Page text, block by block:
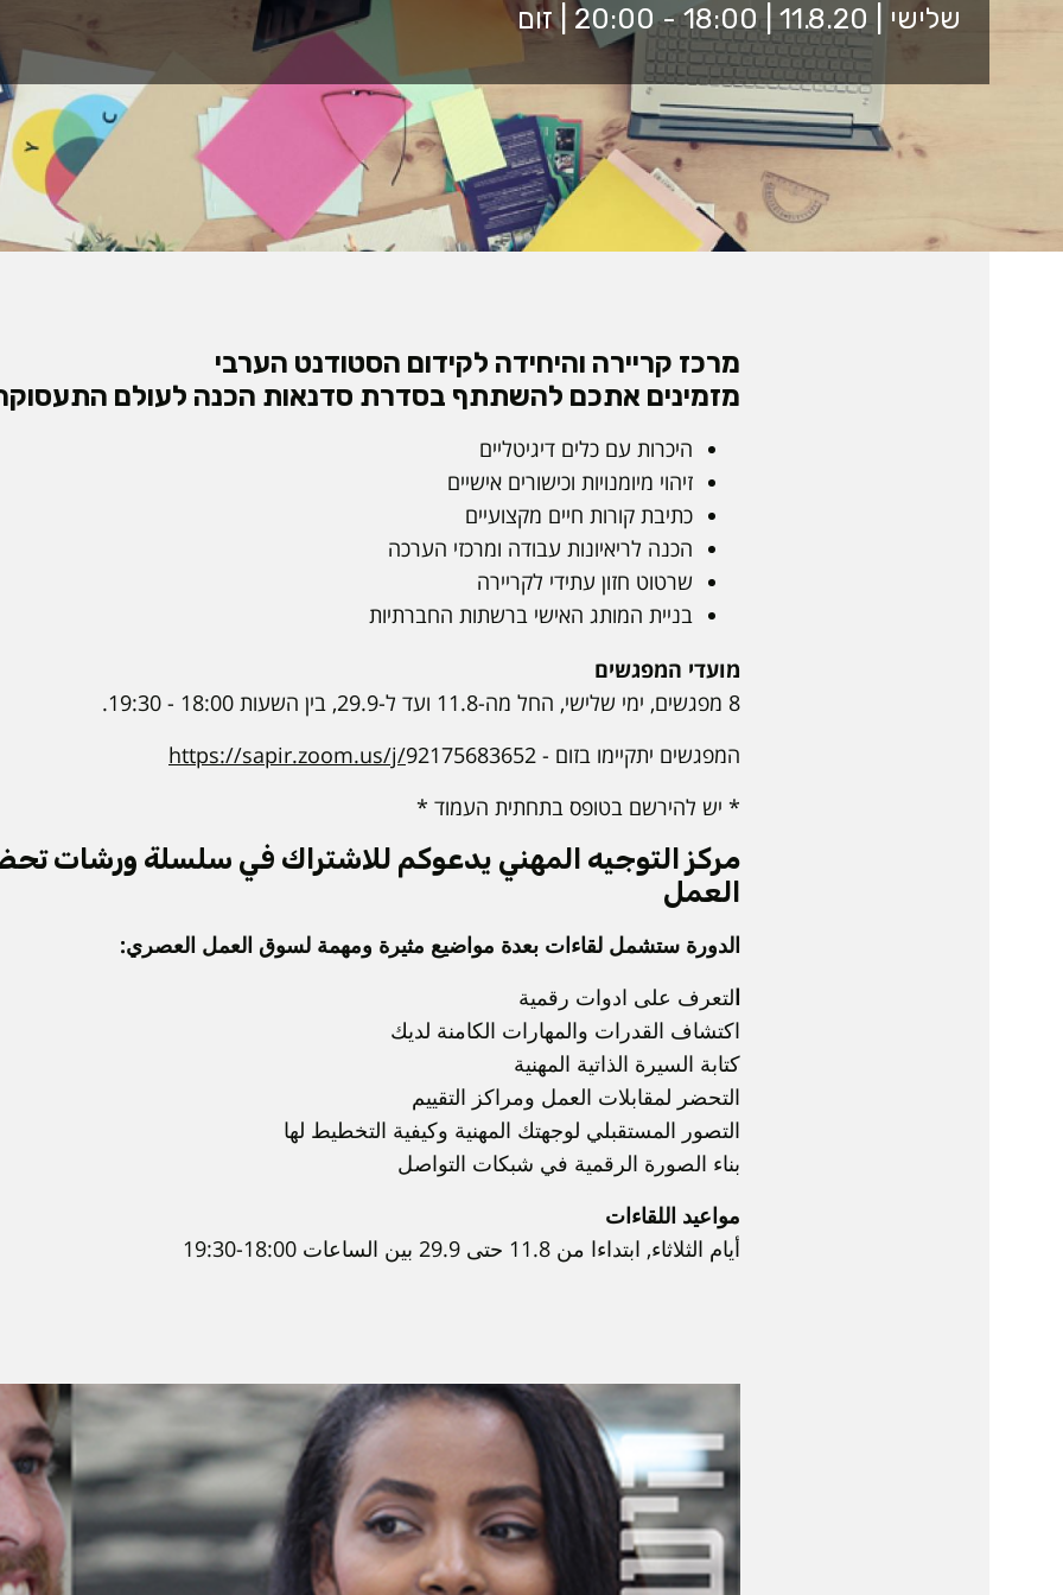
שלישי | 11.8.20 | 18:00 - 20:00 | זום
מרכז קריירה והיחידה לקידום הסטודנט הערבי
מזמינים אתכם להשתתף בסדרת סדנאות הכנה לעולם
היכרות עם כלים דיגיטליים
זיהוי מיומנויות וכישורים אישיים
כתיבת קורות חיים מקצועיים
הכנה לריאיונות עבודה ומרכזי הערכה
שרטוט חזון עתידי לקריירה
בניית המותג האישי ברשתות החברתיות
מועדי המפגשים
8 מפגשים, ימי שלישי, החל מה-11.8 ועד ל-29.9, בין השעות 18:00 - 19:30.
המפגשים יתקיימו בזום -
https://sapir.zoom.us/j/92175683652
* יש להירשם בטופס בתחתית העמוד *
مركز التوجيه المهني يدعوكم للاشتراك في سلسلة ورشات
العمل
الدورة ستشمل لقاءات بعدة مواضيع مثيرة ومهمة لسوق العمل العصري:
التعرف على ادوات رقمية
اكتشاف القدرات والمهارات الكامنة لديك
كتابة السيرة الذاتية المهنية
التحضر لمقابلات العمل ومراكز التقييم
التصور المستقبلي لوجهتك المهنية وكيفية التخطيط لها
بناء الصورة الرقمية في شبكات التواصل
مواعيد اللقاءات
أيام الثلاثاء, ابتداءا من 11.8 حتى 29.9 بين الساعات 18:00-19:30